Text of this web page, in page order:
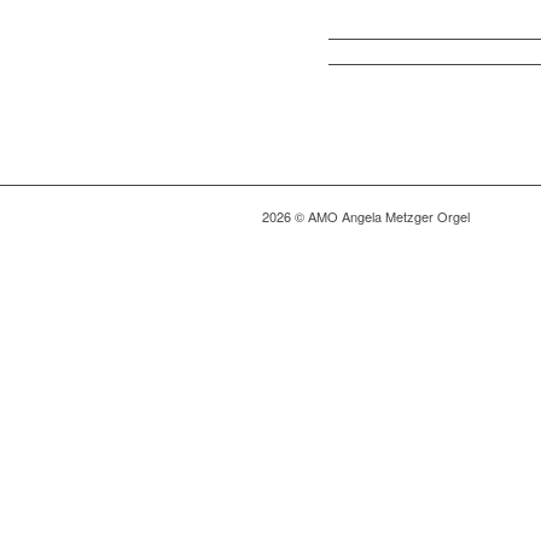
2026 © AMO Angela Metzger Orgel